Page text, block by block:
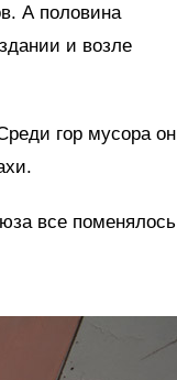
А половина
и возле
гор мусора он
все поменялось